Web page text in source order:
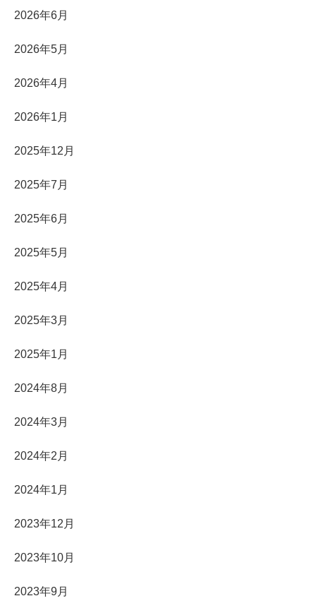
2026年6月
2026年5月
2026年4月
2026年1月
2025年12月
2025年7月
2025年6月
2025年5月
2025年4月
2025年3月
2025年1月
2024年8月
2024年3月
2024年2月
2024年1月
2023年12月
2023年10月
2023年9月